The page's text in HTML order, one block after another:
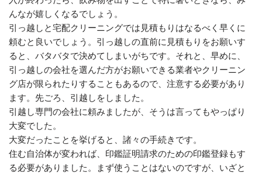
んなが嬉しくなるでしょう。
引っ越しと宅配クリーニングでは見積もりはなるべく早くに
頼むと良いでしょう。引っ越しの直前に見積もりをお願いす
ると、バタバタで決めてしまいがちです。それと、早めに、
引っ越しの会社を選んだ方がお願いできる業者やクリーニン
グ店が限られたりすることもあるので、注意する必要があり
ます。先ごろ、引越しをしました。
引越し専門の会社に頼みましたが、そうは言ってもやっぱり
大変でした。
大変だったことを挙げると、諸々の手続きです。
住む自治体が変われば、印鑑証明請求のための印鑑登録もす
る必要がありました。まず使うことはないのですが、いざと